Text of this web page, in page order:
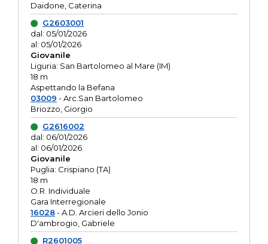
Daidone, Caterina
G2603001
dal: 05/01/2026
al: 05/01/2026
Giovanile
Liguria: San Bartolomeo al Mare (IM)
18 m
Aspettando la Befana
03009 - Arc.San Bartolomeo
Briozzo, Giorgio
G2616002
dal: 06/01/2026
al: 06/01/2026
Giovanile
Puglia: Crispiano (TA)
18 m
O.R. Individuale
Gara Interregionale
16028- A.D. Arcieri dello Jonio
D'ambrogio, Gabriele
R2601005